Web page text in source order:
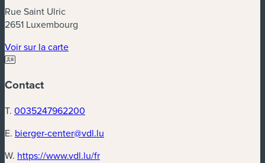
Rue Saint Ulric
2651 Luxembourg
Voir sur la carte(nouvelle fenêtre)
Contact
T. 0035247962200
E. bierger-center@vdl.lu
W. https://www.vdl.lu/fr(nouvelle fenêtre)